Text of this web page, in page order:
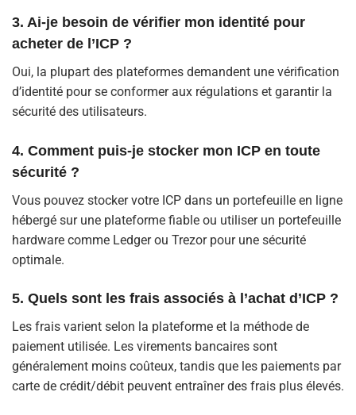
3. Ai-je besoin de vérifier mon identité pour
acheter de l’ICP ?
Oui, la plupart des plateformes demandent une vérification
d’identité pour se conformer aux régulations et garantir la
sécurité des utilisateurs.
4. Comment puis-je stocker mon ICP en toute
sécurité ?
Vous pouvez stocker votre ICP dans un portefeuille en ligne
hébergé sur une plateforme fiable ou utiliser un portefeuille
hardware comme Ledger ou Trezor pour une sécurité
optimale.
5. Quels sont les frais associés à l’achat d’ICP ?
Les frais varient selon la plateforme et la méthode de
paiement utilisée. Les virements bancaires sont
généralement moins coûteux, tandis que les paiements par
carte de crédit/débit peuvent entraîner des frais plus élevés.